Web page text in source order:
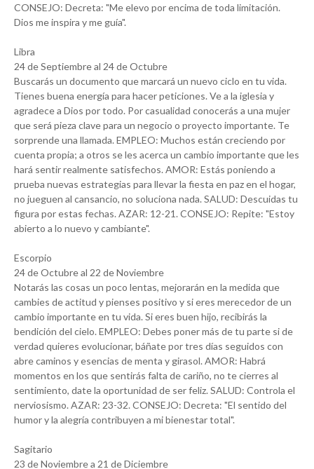
CONSEJO: Decreta: "Me elevo por encima de toda limitación.
Dios me inspira y me guía".
Libra
24 de Septiembre al 24 de Octubre
Buscarás un documento que marcará un nuevo ciclo en tu vida.
Tienes buena energía para hacer peticiones. Ve a la iglesia y
agradece a Dios por todo. Por casualidad conocerás a una mujer
que será pieza clave para un negocio o proyecto importante. Te
sorprende una llamada. EMPLEO: Muchos están creciendo por
cuenta propia; a otros se les acerca un cambio importante que les
hará sentir realmente satisfechos. AMOR: Estás poniendo a
prueba nuevas estrategias para llevar la fiesta en paz en el hogar,
no jueguen al cansancio, no soluciona nada. SALUD: Descuidas tu
figura por estas fechas. AZAR: 12-21. CONSEJO: Repite: "Estoy
abierto a lo nuevo y cambiante".
Escorpio
24 de Octubre al 22 de Noviembre
Notarás las cosas un poco lentas, mejorarán en la medida que
cambies de actitud y pienses positivo y si eres merecedor de un
cambio importante en tu vida. Si eres buen hijo, recibirás la
bendición del cielo. EMPLEO: Debes poner más de tu parte si de
verdad quieres evolucionar, báñate por tres días seguidos con
abre caminos y esencias de menta y girasol. AMOR: Habrá
momentos en los que sentirás falta de cariño, no te cierres al
sentimiento, date la oportunidad de ser feliz. SALUD: Controla el
nerviosismo. AZAR: 23-32. CONSEJO: Decreta: "El sentido del
humor y la alegría contribuyen a mi bienestar total".
Sagitario
23 de Noviembre a 21 de Diciembre